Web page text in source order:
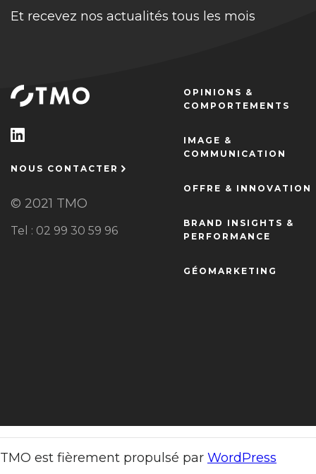
Et recevez nos actualités tous les mois
NOUS CONTACTER
© 2021 TMO
Tel : 02 99 30 59 96
OPINIONS &
COMPORTEMENTS
IMAGE &
COMMUNICATION
OFFRE & INNOVATION
BRAND INSIGHTS &
PERFORMANCE
GÉOMARKETING
TMO est fièrement propulsé par WordPress